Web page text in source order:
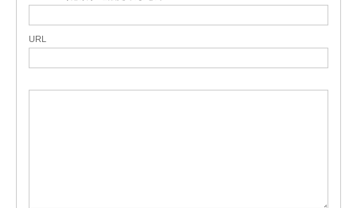
URL